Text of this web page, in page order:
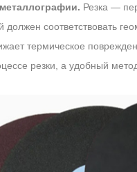
Резка —
должен соответствовать
термическое
резки, а удобный